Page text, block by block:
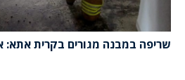
שריפה במבנה מגורים בקרית אתא: